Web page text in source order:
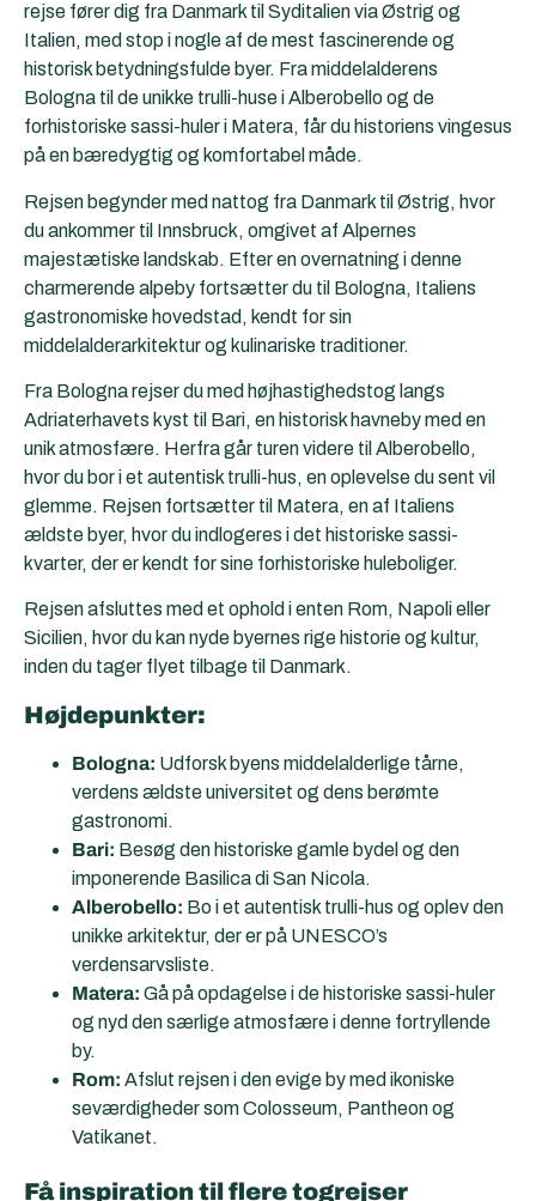
rejse fører dig fra Danmark til Syditalien via Østrig og
Italien, med stop i nogle af de mest fascinerende og
historisk betydningsfulde byer. Fra middelalderens
Bologna til de unikke trulli-huse i Alberobello og de
forhistoriske sassi-huler i Matera, får du historiens vingesus
på en bæredygtig og komfortabel måde.
Rejsen begynder med nattog fra Danmark til Østrig, hvor
du ankommer til Innsbruck, omgivet af Alpernes
majestætiske landskab. Efter en overnatning i denne
charmerende alpeby fortsætter du til Bologna, Italiens
gastronomiske hovedstad, kendt for sin
middelalderarkitektur og kulinariske traditioner.
Fra Bologna rejser du med højhastighedstog langs
Adriaterhavets kyst til Bari, en historisk havneby med en
unik atmosfære. Herfra går turen videre til Alberobello,
hvor du bor i et autentisk trulli-hus, en oplevelse du sent vil
glemme. Rejsen fortsætter til Matera, en af Italiens
ældste byer, hvor du indlogeres i det historiske sassi-
kvarter, der er kendt for sine forhistoriske huleboliger.
Rejsen afsluttes med et ophold i enten Rom, Napoli eller
Sicilien, hvor du kan nyde byernes rige historie og kultur,
inden du tager flyet tilbage til Danmark.
Højdepunkter:
Bologna: Udforsk byens middelalderlige tårne,
verdens ældste universitet og dens berømte
gastronomi.
Bari: Besøg den historiske gamle bydel og den
imponerende Basilica di San Nicola.
Alberobello: Bo i et autentisk trulli-hus og oplev den
unikke arkitektur, der er på UNESCO’s
verdensarvsliste.
Matera: Gå på opdagelse i de historiske sassi-huler
og nyd den særlige atmosfære i denne fortryllende
by.
Rom: Afslut rejsen i den evige by med ikoniske
seværdigheder som Colosseum, Pantheon og
Vatikanet.
Få inspiration til flere togrejser